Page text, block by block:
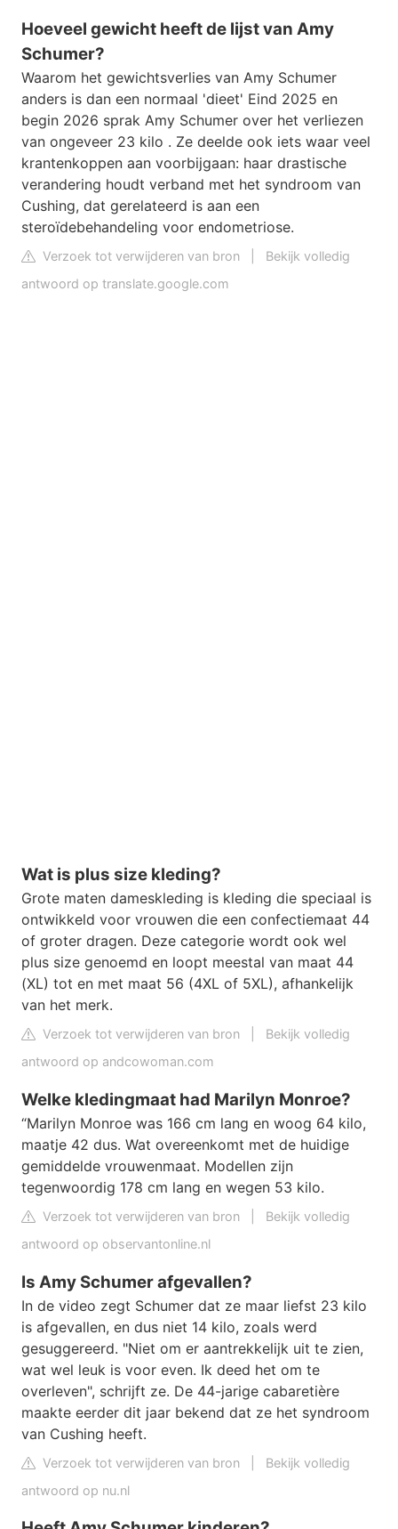
Hoeveel gewicht heeft de lijst van Amy
Schumer?
Waarom het gewichtsverlies van Amy Schumer
anders is dan een normaal 'dieet' Eind 2025 en
begin 2026 sprak Amy Schumer over het verliezen
van ongeveer 23 kilo . Ze deelde ook iets waar veel
krantenkoppen aan voorbijgaan: haar drastische
verandering houdt verband met het syndroom van
Cushing, dat gerelateerd is aan een
steroïdebehandeling voor endometriose.
Verzoek tot verwijderen van bron
Bekijk volledig
antwoord op translate.google.com
Wat is plus size kleding?
Grote maten dameskleding is kleding die speciaal is
ontwikkeld voor vrouwen die een confectiemaat 44
of groter dragen. Deze categorie wordt ook wel
plus size genoemd en loopt meestal van maat 44
(XL) tot en met maat 56 (4XL of 5XL), afhankelijk
van het merk.
Verzoek tot verwijderen van bron
Bekijk volledig
antwoord op andcowoman.com
Welke kledingmaat had Marilyn Monroe?
“Marilyn Monroe was 166 cm lang en woog 64 kilo,
maatje 42 dus. Wat overeenkomt met de huidige
gemiddelde vrouwenmaat. Modellen zijn
tegenwoordig 178 cm lang en wegen 53 kilo.
Verzoek tot verwijderen van bron
Bekijk volledig
antwoord op observantonline.nl
Is Amy Schumer afgevallen?
In de video zegt Schumer dat ze maar liefst 23 kilo
is afgevallen, en dus niet 14 kilo, zoals werd
gesuggereerd. "Niet om er aantrekkelijk uit te zien,
wat wel leuk is voor even. Ik deed het om te
overleven", schrijft ze. De 44-jarige cabaretière
maakte eerder dit jaar bekend dat ze het syndroom
van Cushing heeft.
Verzoek tot verwijderen van bron
Bekijk volledig
antwoord op nu.nl